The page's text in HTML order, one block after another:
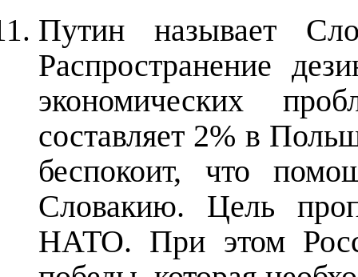
Путин называет
Распространение
экономических
составляет 2% в
беспокоит, что
Словакию. Цель
НАТО. При этом